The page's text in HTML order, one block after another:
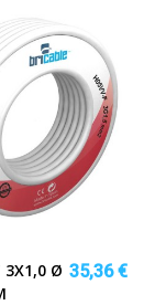
3X1,0 Ø 35,36 €